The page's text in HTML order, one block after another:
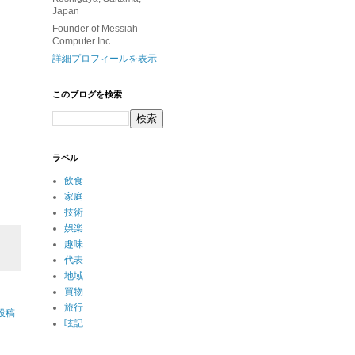
稿
Japan
Founder of Messiah
Computer Inc.
詳細プロフィールを表示
このブログを検索
ラベル
飲食
家庭
技術
娯楽
趣味
代表
地域
買物
旅行
呟記